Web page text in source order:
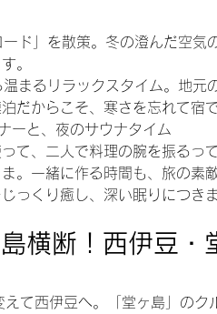
ド」を散策。冬の澄んだ空気
。
まるリラックスタイム。地元
だからこそ、寒さを忘れて宿
ーと、夜のサウナタイム
て、二人で料理の腕を振るっ
。一緒に作る時間も、旅の素
っくり癒し、深い眠りにつきま
横断！西伊豆・
て西伊豆へ。「堂ヶ島」のク